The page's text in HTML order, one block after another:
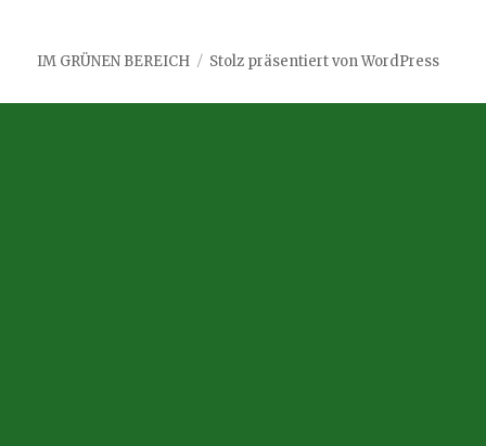
IM GRÜNEN BEREICH Stolz präsentiert von WordPress